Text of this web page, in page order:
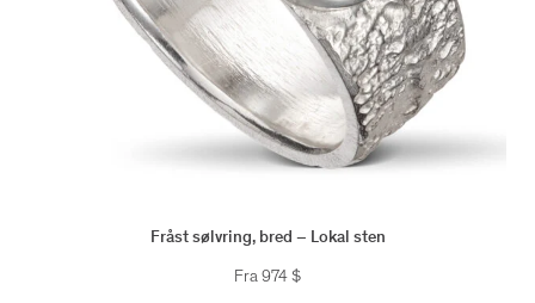
Fråst sølvring, bred – Lokal sten
Fra974$